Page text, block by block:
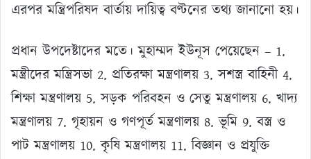
এরপর মন্ত্রিপরিষদ বার্তায় দায়িত্ব বণ্টনের তথ্য জানানো হয়।
প্রধান উপদেষ্টাদের মতে। মুহাম্মদ ইউনূস পেয়েছেন – 1.
মন্ত্রীদের মন্ত্রিসভা 2. প্রতিরক্ষা মন্ত্রণালয় 3. সশস্ত্র বাহিনী 4.
শিক্ষা মন্ত্রণালয় 5. সড়ক পরিবহন ও সেতু মন্ত্রণালয় 6. খাদ্য
মন্ত্রণালয় 7. গৃহায়ন ও গণপূর্ত মন্ত্রণালয় 8. ভূমি 9. বস্ত্র ও
পাট মন্ত্রণালয় 10. কৃষি মন্ত্রণালয় 11. বিজ্ঞান ও প্রযুক্তি